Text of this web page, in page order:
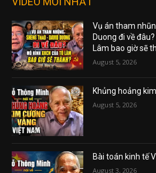
Vụ án tham
Duong đi về
Lâm bao giờ sẽ
August 5, 2026
Khủng hoảng
August 5, 2026
Bài toán kinh tế
August 3, 2026